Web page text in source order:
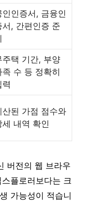
인인증서, 금융인
서, 간편인증 준
주택 기간, 부양
족 수 등 정확히
력
산된 가점 점수와
세 내역 확인
버전의 웹 브라우
플로러보다는 크
가능성이 적습니